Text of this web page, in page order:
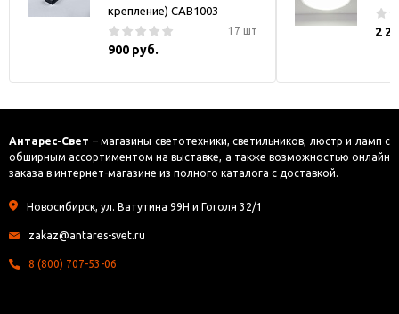
крепление) CAB1003
17 шт
900 руб.
2
Антарес-Свет – магазины светотехники, светильников, люстр и ламп с
обширным ассортиментом на выставке, а также возможностью онлайн
заказа в интернет-магазине из полного каталога с доставкой.
Новосибирск, ул. Ватутина 99Н и Гоголя 32/1
zakaz@antares-svet.ru
8 (800) 707-53-06